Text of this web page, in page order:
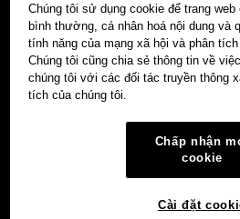
Công cụ tính tiền mã hóa
Giao dịch
Chúng tôi sử dụng cookie để trang
bình thường, cá nhân hoá nội dung và
tính năng của mạng xã hội và phân
Chúng tôi cũng chia sẻ thông tin về
chúng tôi với các đối tác truyền thông
tích của chúng tôi.
Chấp nhận
cookie
Cài đặt